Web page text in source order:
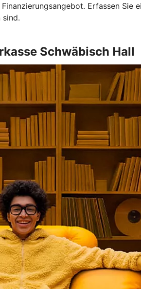
Erfassen Sie
sind.
Schwäbisch Hall